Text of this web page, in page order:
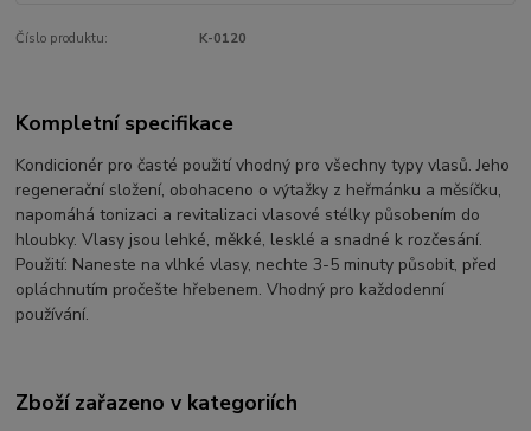
Číslo produktu: K-0120
Kompletní specifikace
Kondicionér pro časté použití vhodný pro všechny typy vlasů. Jeho
regenerační složení, obohaceno o výtažky z heřmánku a měsíčku,
napomáhá tonizaci a revitalizaci vlasové stélky působením do
hloubky. Vlasy jsou lehké, měkké, lesklé a snadné k rozčesání.
Použití: Naneste na vlhké vlasy, nechte 3-5 minuty působit, před
opláchnutím pročešte hřebenem. Vhodný pro každodenní
používání.
Zboží zařazeno v kategoriích